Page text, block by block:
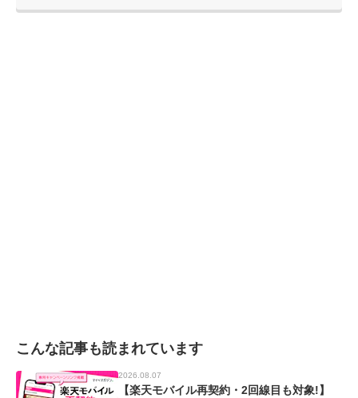
こんな記事も読まれています
2026.08.07
【楽天モバイル再契約・2回線目も対象!】